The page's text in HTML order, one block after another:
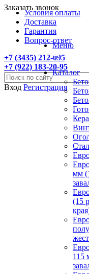
Условия оплаты
Доставка
Гарантия
Вопрос-ответ
+7 (3435) 212-095
+7 (922) 183-20-95
Заказать звонок
Вход Регистрация
Меню
Каталог
мм
(15
115